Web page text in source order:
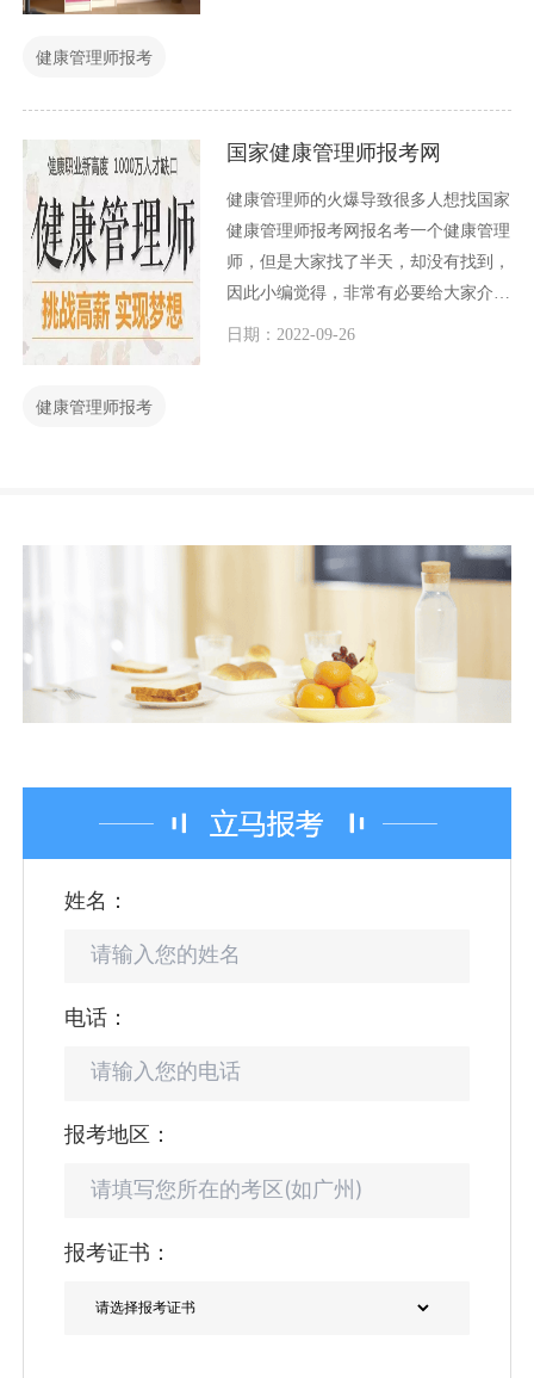
健康管理师报考
国家健康管理师报考网
健康管理师的火爆导致很多人想找国家
健康管理师报考网报名考一个健康管理
师，但是大家找了半天，却没有找到，
因此小编觉得，非常有必要给大家介绍
一下国家健康管理师报考网是哪一个？
日期：2022-09-26
健康管理师报考
姓名：
电话：
报考地区：
报考证书：